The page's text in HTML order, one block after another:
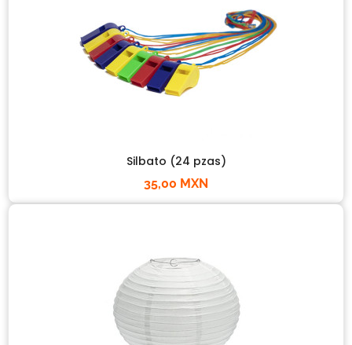
Silbato (24 pzas)
35,00 MXN